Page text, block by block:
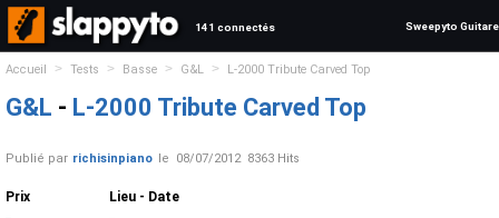
141 connectés Sweepyto Guitare
Accueil > Tests > Basse > G&L > L-2000 Tribute Carved Top
G&L - L-2000 Tribute Carved Top
Publié par richisinpiano le 08/07/2012 8363 Hits
Prix Lieu - Date